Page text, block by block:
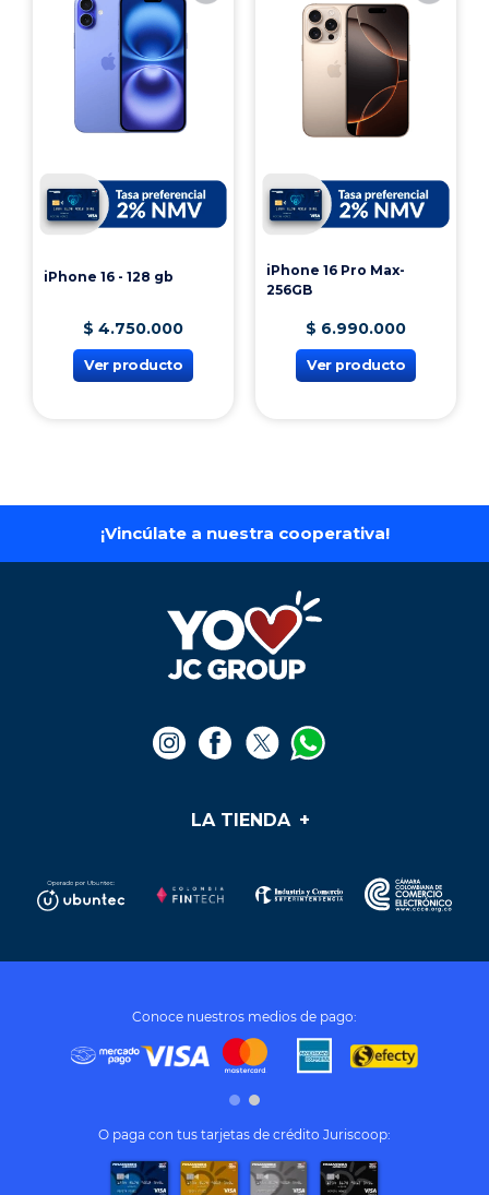
iPhone 16 - 128 gb
$ 4.750.000
Ver producto
iPhone 16 Pro Max-
256GB
$ 6.990.000
Ver producto
¡Vincúlate a nuestra cooperativa!
LA TIENDA +
Mis pedidos
Términos y condiciones
Tratamiento de datos personales
Conoce nuestros medios de pago:
O paga con tus tarjetas de crédito Juriscoop: